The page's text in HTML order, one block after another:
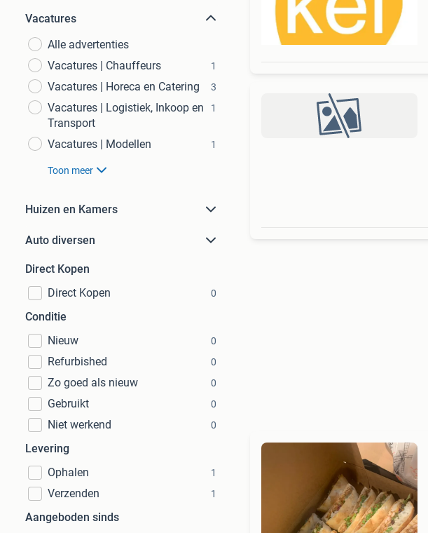
Vacatures
Alle advertenties
Vacatures | Chauffeurs
1
Vacatures | Horeca en Catering 3
Vacatures | Logistiek, Inkoop en
Transport
1
Vacatures | Modellen 1
Toon meer
Huizen en Kamers
Auto diversen
Direct Kopen
Direct Kopen
0
Conditie
Nieuw
0
Refurbished 0
Zo goed als nieuw 0
Gebruikt 0
Niet werkend 0
Levering
Ophalen
1
Verzenden 1
Aangeboden sinds